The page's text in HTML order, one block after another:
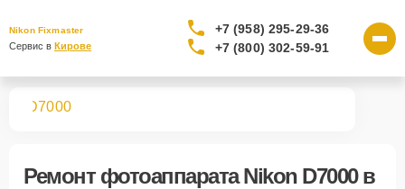
Nikon Fixmaster
Сервис в Кирове
+7 (958) 295-29-36
+7 (800) 302-59-91
D7000
Ремонт фотоаппарата Nikon D7000в